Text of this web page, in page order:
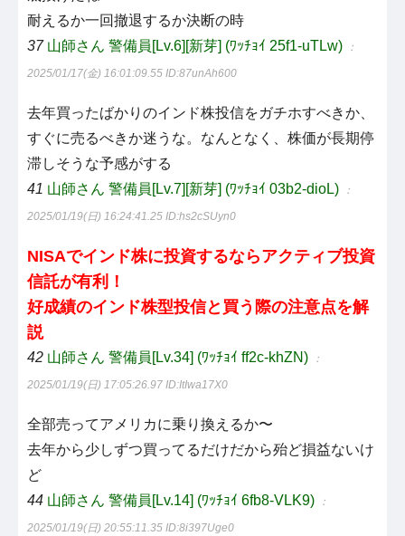
耐えるか一回撤退するか決断の時
37 山師さん 警備員[Lv.6][新芽] (ﾜｯﾁｮｲ 25f1-uTLw) ：
2025/01/17(金) 16:01:09.55 ID:87unAh600
去年買ったばかりのインド株投信をガチホすべきか、
すぐに売るべきか迷うな。なんとなく、株価が長期停
滞しそうな予感がする
41 山師さん 警備員[Lv.7][新芽] (ﾜｯﾁｮｲ 03b2-dioL) ：
2025/01/19(日) 16:24:41.25 ID:hs2cSUyn0
NISAでインド株に投資するならアクティブ投資
信託が有利！
好成績のインド株型投信と買う際の注意点を解
説
42 山師さん 警備員[Lv.34] (ﾜｯﾁｮｲ ff2c-khZN) ：
2025/01/19(日) 17:05:26.97 ID:ItIwa17X0
全部売ってアメリカに乗り換えるか〜
去年から少しずつ買ってるだけだから殆ど損益ないけ
ど
44 山師さん 警備員[Lv.14] (ﾜｯﾁｮｲ 6fb8-VLK9) ：
2025/01/19(日) 20:55:11.35 ID:8i397Uge0